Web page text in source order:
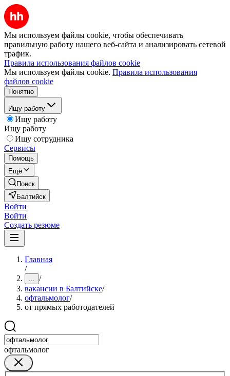
Мы используем файлы cookie, чтобы обеспечивать
правильную работу нашего веб-сайта и анализировать сетевой
трафик.
Правила использования файлов cookie
Мы используем файлы cookie. Правила использования
файлов cookie
Понятно
Ищу работу
Ищу работу
Ищу работу
Ищу сотрудника
Сервисы
Помощь
Ещё
Поиск
Балтийск
Войти
Войти
Создать резюме
Главная
/
... /
вакансии в Балтийске/
офтальмолог/
от прямых работодателей
офтальмолог